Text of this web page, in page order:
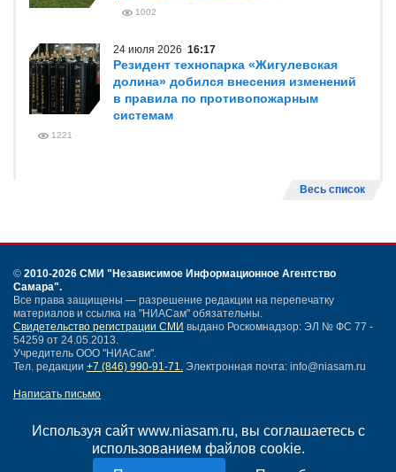
Используя сайт www.niasam.ru, вы соглашаетесь с
использованием файлов cookie.
1002
24 июля 2026 16:17
Резидент технопарка «Жигулевская
долина» добился внесения изменений
в правила по противопожарным
системам
1221
Весь список
© 2010-2026 СМИ "Независимое Информационное Агентство
Самара".
Все права защищены — разрешение редакции на перепечатку
материалов и ссылка на "НИАСам" обязательны.
Свидетельство регистрации СМИ выдано Роскомнадзор: ЭЛ № ФС 77 -
54259 от 24.05.2013.
Учредитель ООО "НИАСам".
Тел. редакции +7 (846) 990-91-71. Электронная почта: info@niasam.ru
Написать письмо
Нашли ошибку?
Политика конфиденциальности